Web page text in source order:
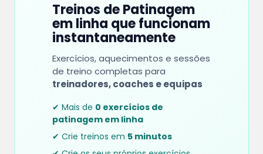
Treinos de Patinagem
em linha que funcionam
instantaneamente
Exercícios, aquecimentos e sessões
de treino completas para
treinadores, coaches e equipas
✔ Mais de 0 exercícios de
patinagem em linha
✔ Crie treinos em 5 minutos